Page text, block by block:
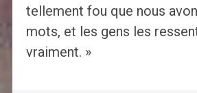
tellement fou que nous
mots, et les gens les
vraiment. »